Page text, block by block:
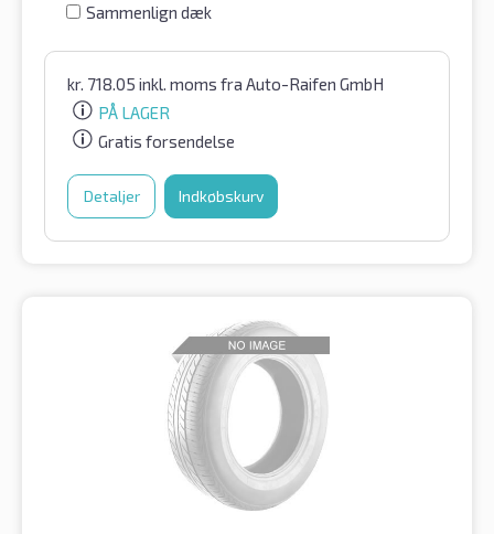
Sammenlign dæk
kr. 718.05 inkl. moms fra Auto-Raifen GmbH
PÅ LAGER
Gratis forsendelse
Detaljer Indkøbskurv